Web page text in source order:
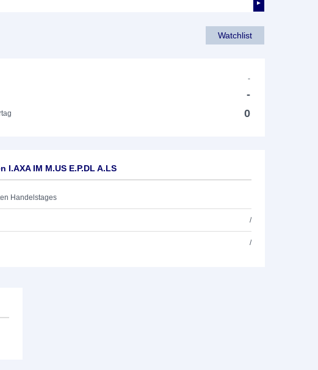
►
Watchlist
-
-
0
I.AXA IM M.US E.P.DL A.LS
Handelstages
/
/